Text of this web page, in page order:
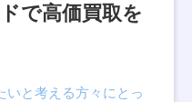
で高価買取を
いと考える方々にとっ